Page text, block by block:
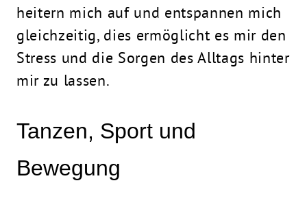
heitern mich auf und entspannen mich
gleichzeitig, dies ermöglicht es mir den
Stress und die Sorgen des Alltags hinter
mir zu lassen.
Tanzen, Sport und
Bewegung